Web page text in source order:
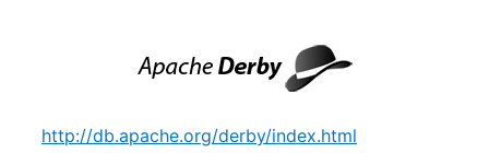
http://db.apache.org/derby/index.html